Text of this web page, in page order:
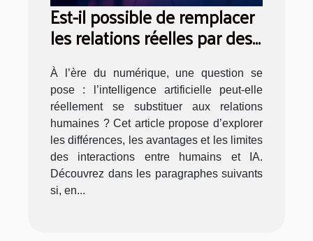
Est-il possible de remplacer
les relations réelles par des
AI ?
À l’ère du numérique, une question se
pose : l’intelligence artificielle peut-elle
réellement se substituer aux relations
humaines ? Cet article propose d’explorer
les différences, les avantages et les limites
des interactions entre humains et IA.
Découvrez dans les paragraphes suivants
si, en...